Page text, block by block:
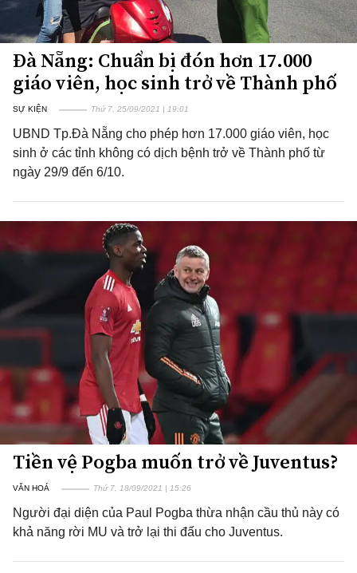
Đà Nẵng: Chuẩn bị đón hơn 17.000
giáo viên, học sinh trở về Thành phố
SỰ KIỆN Thứ 7, 25/09/2021 | 19:01
UBND Tp.Đà Nẵng cho phép hơn 17.000 giáo viên, học
sinh ở các tỉnh không có dịch bệnh trở về Thành phố từ
ngày 29/9 đến 6/10.
Tiền vệ Pogba muốn trở về Juventus?
VĂN HOÁ Thứ 7, 18/09/2021 | 15:26
Người đại diện của Paul Pogba thừa nhận cầu thủ này có
khả năng rời MU và trở lại thi đấu cho Juventus.